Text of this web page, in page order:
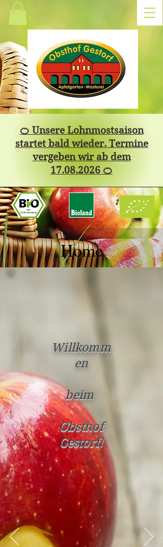
🍊 Unsere Lohnmostsaison
startet bald wieder. Termine
vergeben wir ab dem
17.08.2026 🍊
Home
Willkomm
en
beim
Obsthof
Gestorf!